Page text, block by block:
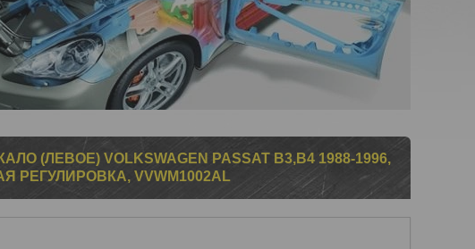
(ЛЕВОЕ) VOLKSWAGEN PASSAT B3,В4 1988-1996,
РЕГУЛИРОВКА, VVWM1002AL